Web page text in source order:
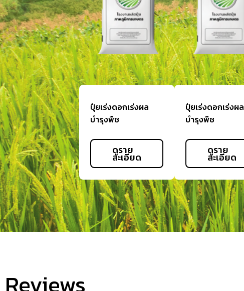
ปุ๋ยเร่งดอกเร่งผล
บำรุงพืช
ดูราย
ละเอียด
ปุ๋ยเร่งดอกเร่งผล
บำรุงพืช
ดูราย
ละเอียด